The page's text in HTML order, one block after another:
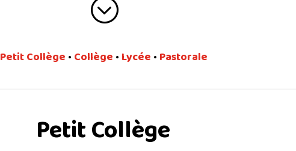
;
Petit Collège • Collège • Lycée • Pastorale
Petit Collège